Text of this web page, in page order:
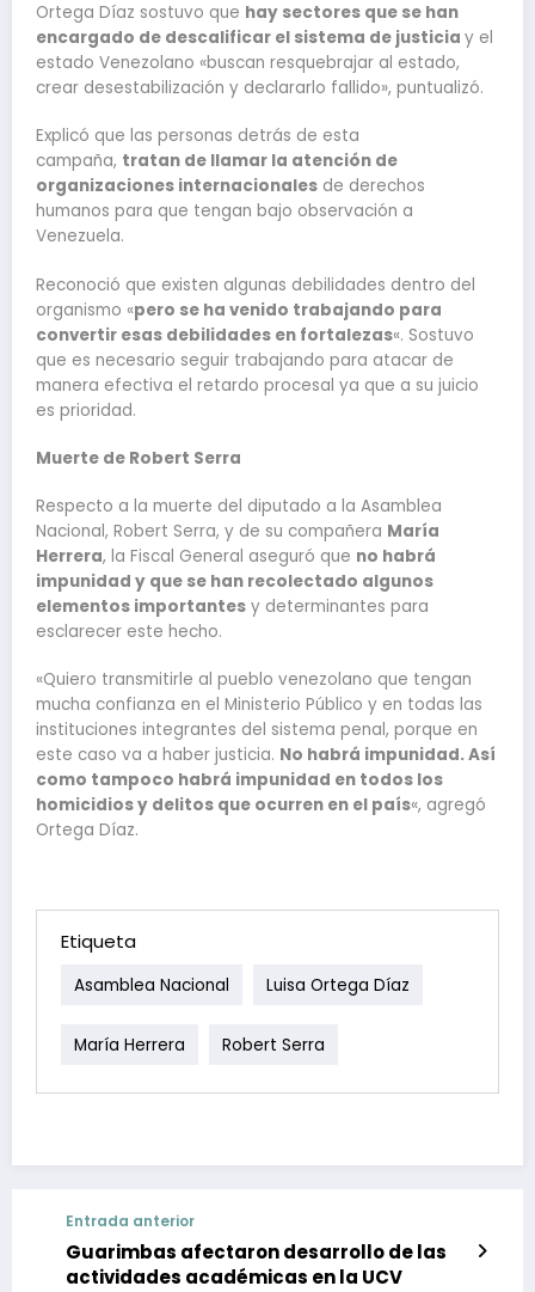
Ortega Díaz sostuvo que hay sectores que se han
encargado de descalificar el sistema de justicia y el
estado Venezolano «buscan resquebrajar al estado,
crear desestabilización y declararlo fallido», puntualizó.
Explicó que las personas detrás de esta
campaña, tratan de llamar la atención de
organizaciones internacionales de derechos
humanos para que tengan bajo observación a
Venezuela.
Reconoció que existen algunas debilidades dentro del
organismo «pero se ha venido trabajando para
convertir esas debilidades en fortalezas«. Sostuvo
que es necesario seguir trabajando para atacar de
manera efectiva el retardo procesal ya que a su juicio
es prioridad.
Muerte de Robert Serra
Respecto a la muerte del diputado a la Asamblea
Nacional, Robert Serra, y de su compañera María
Herrera, la Fiscal General aseguró que no habrá
impunidad y que se han recolectado algunos
elementos importantes y determinantes para
esclarecer este hecho.
«Quiero transmitirle al pueblo venezolano que tengan
mucha confianza en el Ministerio Público y en todas las
instituciones integrantes del sistema penal, porque en
este caso va a haber justicia. No habrá impunidad. Así
como tampoco habrá impunidad en todos los
homicidios y delitos que ocurren en el país«, agregó
Ortega Díaz.
Etiqueta
Asamblea Nacional Luisa Ortega Díaz
María Herrera Robert Serra
Entrada anterior
Guarimbas afectaron desarrollo de las
actividades académicas en la UCV